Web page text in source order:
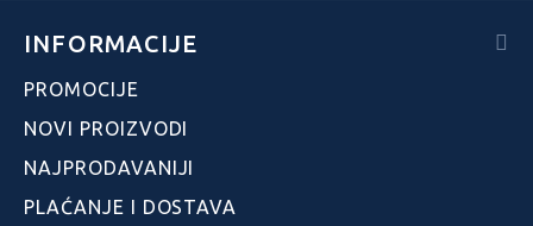
INFORMACIJE
PROMOCIJE
NOVI PROIZVODI
NAJPRODAVANIJI
PLAĆANJE I DOSTAVA